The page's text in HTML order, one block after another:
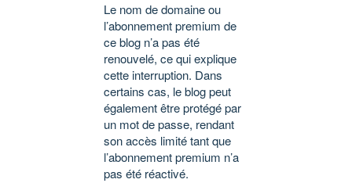
Le nom de domaine ou
l’abonnement premium de
ce blog n’a pas été
renouvelé, ce qui explique
cette interruption. Dans
certains cas, le blog peut
également être protégé par
un mot de passe, rendant
son accès limité tant que
l’abonnement premium n’a
pas été réactivé.